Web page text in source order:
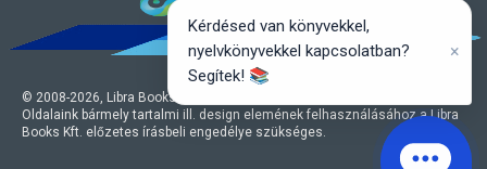
© 2008-2026, Libra Books Kft. Minden jog fenntartva.
Oldalaink bármely tartalmi ill. design elemének felhasználásához a Libra
Books Kft. előzetes írásbeli engedélye szükséges.
Kérdésed van könyvekkel,
nyelvkönyvekkel kapcsolatban?
Segítek! 📚
×